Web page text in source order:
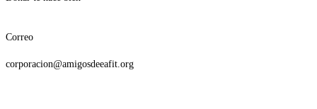
Correo
corporacion@amigosdeeafit.org